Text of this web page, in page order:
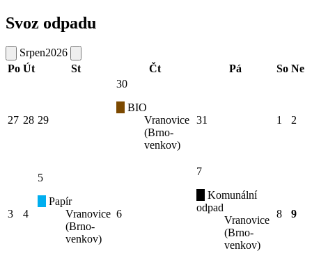
Svoz odpadu
Srpen2026
Po Út St Čt Pá So Ne
27 28 29
30
BIO
Vranovice
(Brno-
venkov)
31 1 2
3 4
5
Papír
Vranovice
(Brno-
venkov)
6
7
Komunální
odpad
Vranovice
(Brno-
venkov)
8 9